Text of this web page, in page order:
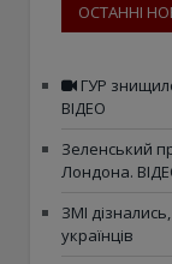
ОСТАННІ
ГУР
ВІДЕО
Зеленський
Лондона.
ЗМІ
українців